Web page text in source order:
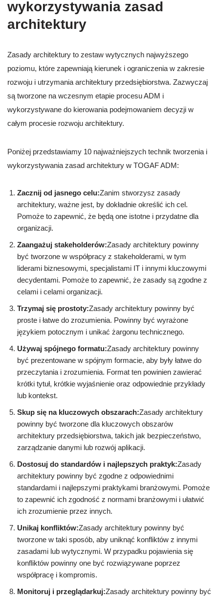
wykorzystywania zasad
architektury
Zasady architektury to zestaw wytycznych najwyższego
poziomu, które zapewniają kierunek i ograniczenia w zakresie
rozwoju i utrzymania architektury przedsiębiorstwa. Zazwyczaj
są tworzone na wczesnym etapie procesu ADM i
wykorzystywane do kierowania podejmowaniem decyzji w
całym procesie rozwoju architektury.
Poniżej przedstawiamy 10 najważniejszych technik tworzenia i
wykorzystywania zasad architektury w TOGAF ADM:
Zacznij od jasnego celu:Zanim stworzysz zasady
architektury, ważne jest, by dokładnie określić ich cel.
Pomoże to zapewnić, że będą one istotne i przydatne dla
organizacji.
Zaangażuj stakeholderów:Zasady architektury powinny
być tworzone w współpracy z stakeholderami, w tym
liderami biznesowymi, specjalistami IT i innymi kluczowymi
decydentami. Pomoże to zapewnić, że zasady są zgodne z
celami i celami organizacji.
Trzymaj się prostoty:Zasady architektury powinny być
proste i łatwe do zrozumienia. Powinny być wyrażone
językiem potocznym i unikać żargonu technicznego.
Używaj spójnego formatu:Zasady architektury powinny
być prezentowane w spójnym formacie, aby były łatwe do
przeczytania i zrozumienia. Format ten powinien zawierać
krótki tytuł, krótkie wyjaśnienie oraz odpowiednie przykłady
lub kontekst.
Skup się na kluczowych obszarach:Zasady architektury
powinny być tworzone dla kluczowych obszarów
architektury przedsiębiorstwa, takich jak bezpieczeństwo,
zarządzanie danymi lub rozwój aplikacji.
Dostosuj do standardów i najlepszych praktyk:Zasady
architektury powinny być zgodne z odpowiednimi
standardami i najlepszymi praktykami branżowymi. Pomoże
to zapewnić ich zgodność z normami branżowymi i ułatwić
ich zrozumienie przez innych.
Unikaj konfliktów:Zasady architektury powinny być
tworzone w taki sposób, aby uniknąć konfliktów z innymi
zasadami lub wytycznymi. W przypadku pojawienia się
konfliktów powinny one być rozwiązywane poprzez
współpracę i kompromis.
Monitoruj i przeglądarkuj:Zasady architektury powinny być